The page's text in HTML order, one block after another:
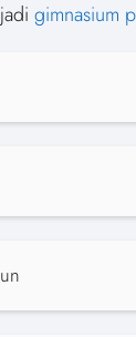
gimnasium